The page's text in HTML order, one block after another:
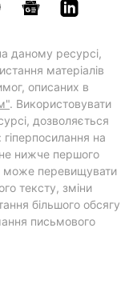
даному ресурсі,
матеріалів
описаних в
. Використовувати
дозволяється
на
нижче першого
може перевищувати
тексту, зміни
більшого обсягу
письмового